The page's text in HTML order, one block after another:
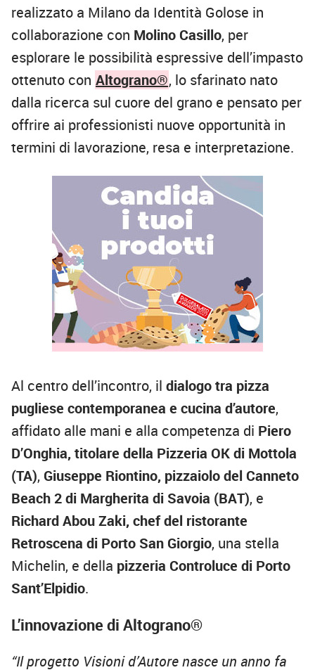
realizzato a Milano da Identità Golose in
collaborazione con Molino Casillo, per
esplorare le possibilità espressive dell’impasto
ottenuto con Altograno®, lo sfarinato nato
dalla ricerca sul cuore del grano e pensato per
offrire ai professionisti nuove opportunità in
termini di lavorazione, resa e interpretazione.
Al centro dell’incontro, il dialogo tra pizza
pugliese contemporanea e cucina d’autore,
affidato alle mani e alla competenza di Piero
D’Onghia, titolare della Pizzeria OK di Mottola
(TA), Giuseppe Riontino, pizzaiolo del Canneto
Beach 2 di Margherita di Savoia (BAT), e
Richard Abou Zaki, chef del ristorante
Retroscena di Porto San Giorgio, una stella
Michelin, e della pizzeria Controluce di Porto
Sant’Elpidio.
L’innovazione di Altograno®
“Il progetto Visioni d’Autore nasce un anno fa